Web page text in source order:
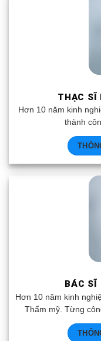
THẠC SĨ
Hơn 10 năm kinh
thành
BÁC SĨ
Hơn 10 năm kinh
Thẩm mỹ. Từng